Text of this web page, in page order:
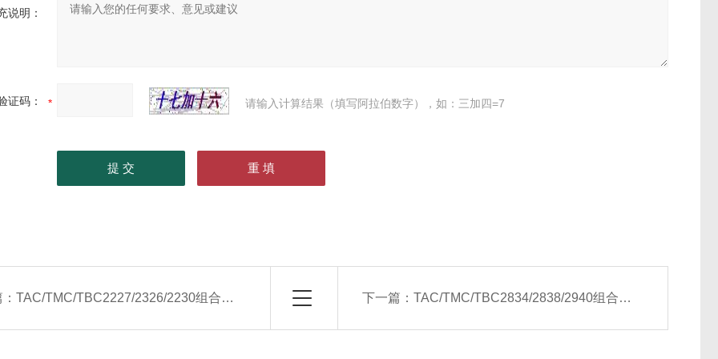
说明：
证码： 请输入计算结果（填写阿拉伯数字），如：三加四=7
：TAC/TMC/TBC2227/2326/2230组合式空气处理机组 下一篇： TAC/TMC/TBC2834/2838/2940组合式空气处理机组